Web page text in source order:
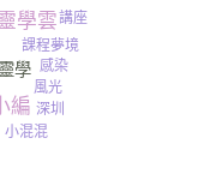
編
學雲
靈學
講座
風光
夢境
課程
感染
小混混
深圳